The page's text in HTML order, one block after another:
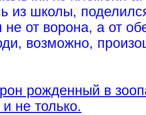
из школы,
от ворона, а от
возможно,
рожденный в
не только.